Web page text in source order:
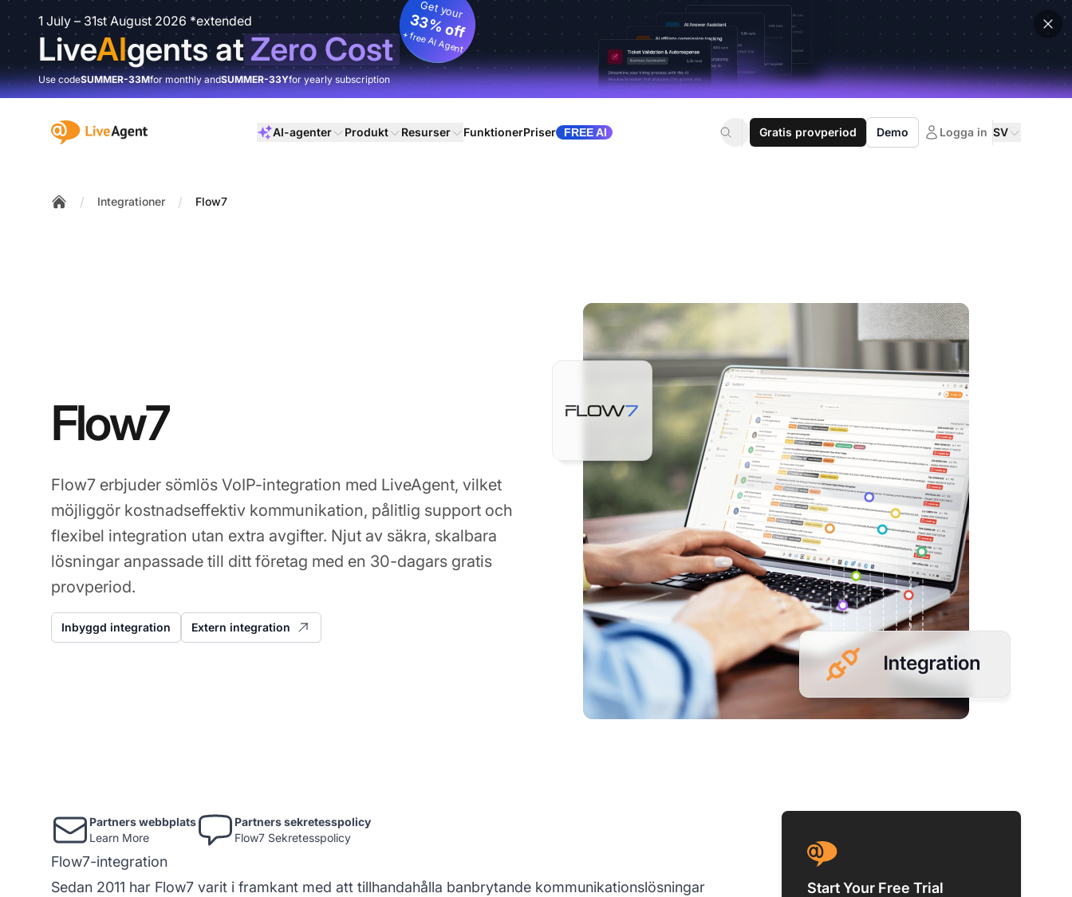
1 July – 31st August 2026 *extended
LiveAIgents atZero Cost
Get your
33% off
+ free AI Agent
Use codeSUMMER-33Mfor monthly andSUMMER-33Yfor yearly subscription
:site.title AI-agenter Produkt Resurser FunktionerPriser FREE AI Gratis provperiod Demo Logga in SV
/ Integrationer / Flow7
Flow7
Flow7 erbjuder sömlös VoIP-integration med LiveAgent, vilket
möjliggör kostnadseffektiv kommunikation, pålitlig support och
flexibel integration utan extra avgifter. Njut av säkra, skalbara
lösningar anpassade till ditt företag med en 30-dagars gratis
provperiod.
Inbyggd integration Extern integration
Partners webbplats
Learn More
Partners sekretesspolicy
Flow7 Sekretesspolicy
Flow7-integration
Sedan 2011 har Flow7 varit i framkant med att tillhandahålla banbrytande kommunikationslösningar
Start Your Free Trial